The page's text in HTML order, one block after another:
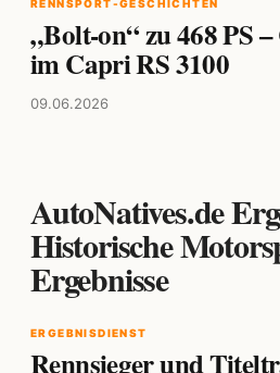
RENNSPORT-GESCHICHTEN
„Bolt-on“ zu 468 PS
im Capri RS 3100
09.06.2026
AutoNatives.de
Historische
Ergebnisse
ERGEBNISDIENST
Rennsieger und